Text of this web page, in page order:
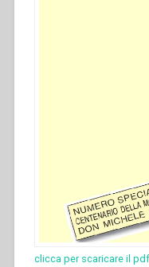
clicca per scaricare il pdf